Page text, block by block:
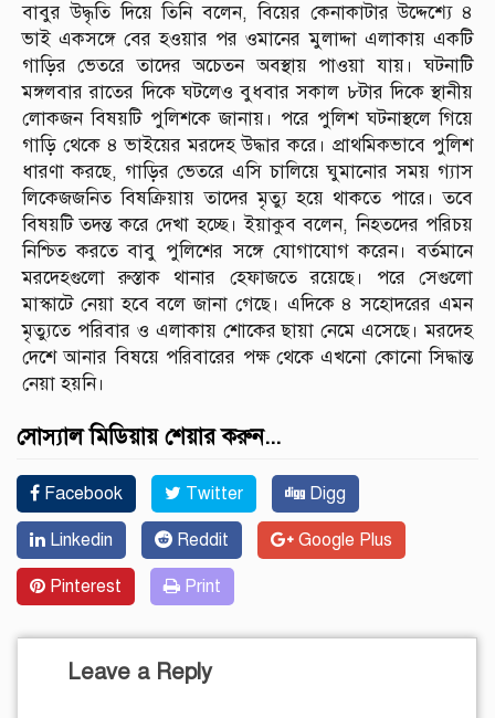
বাবুর উদ্ধৃতি দিয়ে তিনি বলেন, বিয়ের কেনাকাটার উদ্দেশ্যে ৪
ভাই একসঙ্গে বের হওয়ার পর ওমানের মুলাদ্দা এলাকায় একটি
গাড়ির ভেতরে তাদের অচেতন অবস্থায় পাওয়া যায়। ঘটনাটি
মঙ্গলবার রাতের দিকে ঘটলেও বুধবার সকাল ৮টার দিকে স্থানীয়
লোকজন বিষয়টি পুলিশকে জানায়। পরে পুলিশ ঘটনাস্থলে গিয়ে
গাড়ি থেকে ৪ ভাইয়ের মরদেহ উদ্ধার করে। প্রাথমিকভাবে পুলিশ
ধারণা করছে, গাড়ির ভেতরে এসি চালিয়ে ঘুমানোর সময় গ্যাস
লিকেজজনিত বিষক্রিয়ায় তাদের মৃত্যু হয়ে থাকতে পারে। তবে
বিষয়টি তদন্ত করে দেখা হচ্ছে। ইয়াকুব বলেন, নিহতদের পরিচয়
নিশ্চিত করতে বাবু পুলিশের সঙ্গে যোগাযোগ করেন। বর্তমানে
মরদেহগুলো রুস্তাক থানার হেফাজতে রয়েছে। পরে সেগুলো
মাস্কাটে নেয়া হবে বলে জানা গেছে। এদিকে ৪ সহোদরের এমন
মৃত্যুতে পরিবার ও এলাকায় শোকের ছায়া নেমে এসেছে। মরদেহ
দেশে আনার বিষয়ে পরিবারের পক্ষ থেকে এখনো কোনো সিদ্ধান্ত
নেয়া হয়নি।
সোস্যাল মিডিয়ায় শেয়ার করুন...
Facebook Twitter Digg
Linkedin Reddit Google Plus
Pinterest Print
Leave a Reply